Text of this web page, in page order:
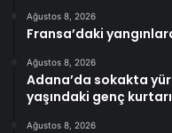
Ağustos 8, 2026
Fransa’daki
Ağustos 8, 2026
Adana’da sokakta
yaşındaki genç
Ağustos 8, 2026